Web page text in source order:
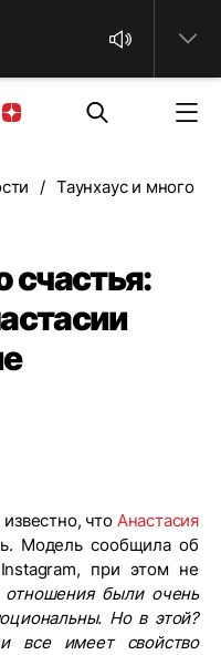
Яндекс дзен
Таунхаус и много
счастья:
что Анастасия
Модель сообщила об
при этом не
отношения были очень
Но в этой?
все имеет свойство